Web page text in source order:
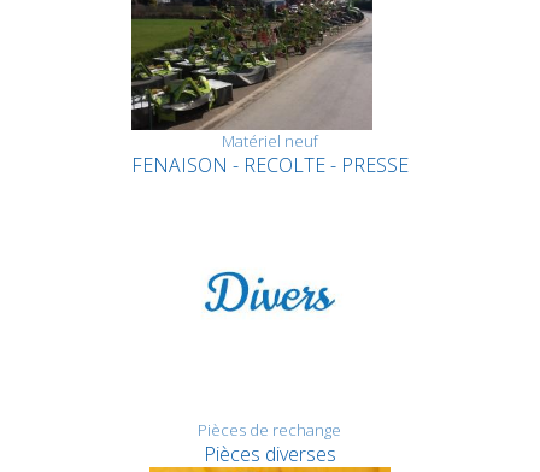
Matériel neuf
FENAISON - RECOLTE - PRESSE
Pièces de rechange
Pièces diverses